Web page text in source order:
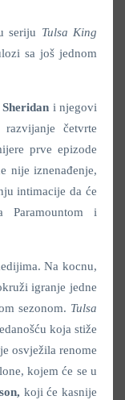
seriju Tulsa King
sa još jednom
i njegovi
četvrte
prve epizode
nije iznenađenje,
intimacije da će
Paramountom i
Na kocnu,
igranje jedne
sezonom. Tulsa
koja stiže
osvježila renome
kojem će se u
koji će kasnije